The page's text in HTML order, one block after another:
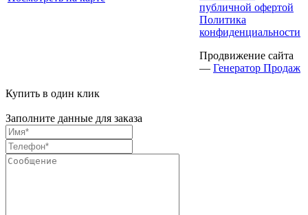
публичной офертой
Политика
конфиденциальности
Продвижение сайта
— Генератор Продаж
Купить в один клик
Заполните данные для заказа